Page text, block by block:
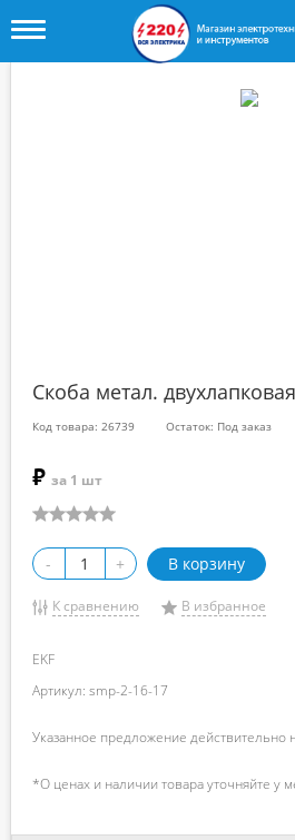
Toggle
Скоба метал.
Код товара: 26739 Остаток: Под заказ
₽ за 1 шт
- + В корзину
К сравнению В избранное
EKF
Артикул: smp-2-16-17
Указанное предложение действительно
*О ценах и наличии товара уточняйте у